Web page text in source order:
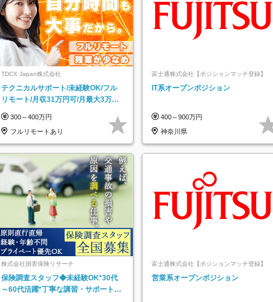
TDCX Japan株式会社
テクニカルサポート/未経験OK/フル
リモート/月収31万円可/月最大3万の
300～400万円
フルリモートあり
富士通株式会社【ポジションマッチ登録】
IT系オープンポジション
400～900万円
神奈川県
株式会社損害保険リサーチ
保険調査スタッフ◆未経験OK*30代
～60代活躍*丁寧な講習・サポートあ
富士通株式会社【ポジションマッチ登録】
営業系オープンポジション